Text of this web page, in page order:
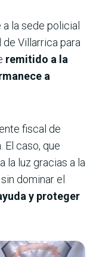
la sede policial
Villarrica para
remitido a la
a
fiscal de
El caso, que
la luz gracias a la
sin dominar el
y proteger